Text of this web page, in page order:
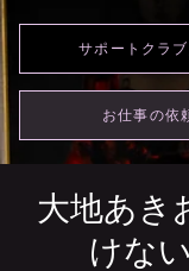
お仕事の依
サポートクラ
大地あき
けな